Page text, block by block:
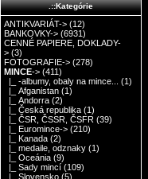
.::Kategórie
ANTIKVARIÁT-> (12)
BANKOVKY-> (6931)
CENNÉ PAPIERE, DOKLADY-
> (3)
FOTOGRAFIE-> (278)
MINCE-> (411)
|_ -albumy, obaly na mince...
(1)
|_ Afganistan (1)
|_ Andorra (2)
|_ Česká republika (1)
|_ ČSR, ČSSR, ČSFR (39)
|_ Euromince-> (210)
|_ Kanada (2)
|_ medaile, odznaky (1)
|_ Oceánia (9)
|_ Sady mincí (109)
|_ Slovensko (5)